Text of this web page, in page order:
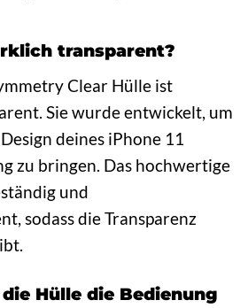
transparent?
Clear Hülle ist
Sie wurde entwickelt, um
deines iPhone 11
zu bringen. Das hochwertige
und
sodass die Transparenz
Hülle die Bedienung